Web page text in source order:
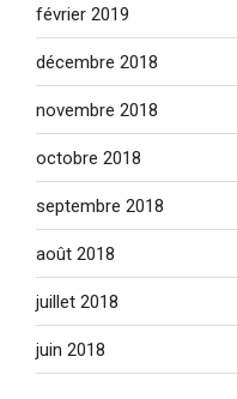
février 2019
décembre 2018
novembre 2018
octobre 2018
septembre 2018
août 2018
juillet 2018
juin 2018